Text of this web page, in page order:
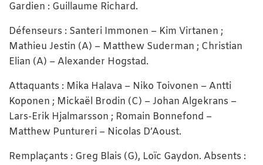
Gardien : Guillaume Richard.
Défenseurs : Santeri Immonen – Kim Virtanen ;
Mathieu Jestin (A) – Matthew Suderman ; Christian
Elian (A) – Alexander Hogstad.
Attaquants : Mika Halava – Niko Toivonen – Antti
Koponen ; Mickaël Brodin (C) – Johan Algekrans –
Lars-Erik Hjalmarsson ; Romain Bonnefond –
Matthew Puntureri – Nicolas D’Aoust.
Remplaçants : Greg Blais (G), Loïc Gaydon. Absents :